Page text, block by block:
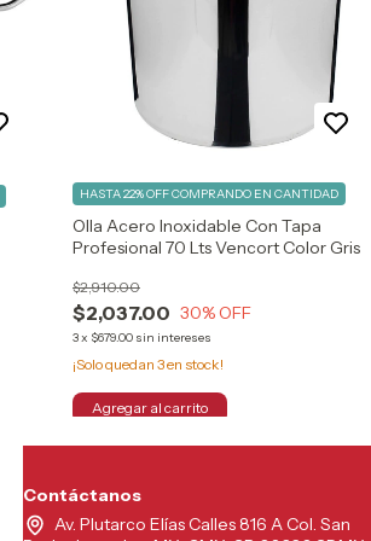
Olla Acero Inoxidable Con Tapa
Profesional 70 Lts Vencort Color Gris
$2,037.00
$2,910.00
30% OFF
3x $679.00 sin intereses
HASTA 22% OFFCOMPRANDO EN CANTIDAD
¡Solo quedan 3en stock!
Contáctanos
Av. Plutarco Elías Calles 816 A Col. San